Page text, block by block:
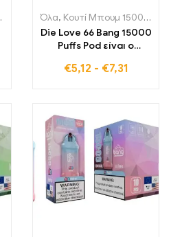
,Μονής χρήσης ηλεκτρονικά
Όλα, Κουτί Μπουμ 15000 Αναπνοές
Die Love 66 Bang 15000
Puffs Pod είναι ο
για τους ατμιστές που
€5,12 - €7,31